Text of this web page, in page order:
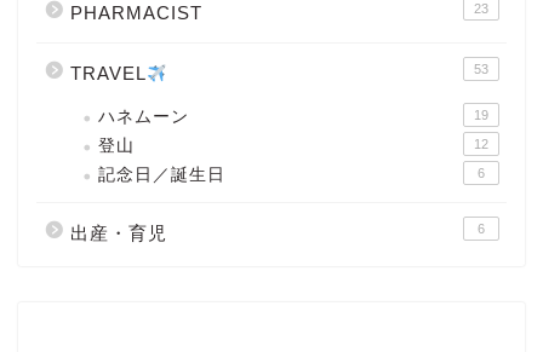
PHARMACIST 23
TRAVEL 53
ハネムーン 19
登山 12
記念日／誕生日 6
出産・育児 6